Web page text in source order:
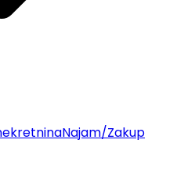
Najam/Zakup